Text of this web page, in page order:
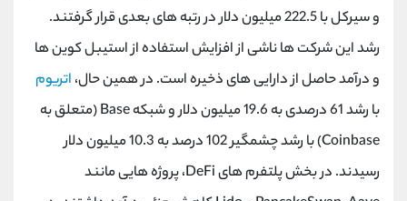
و سیرکل با 222.5 میلیون دلار در رتبه های بعدی قرار گرفتند.
رشد این شرکت ها ناشی از افزایش استفاده از استیبل کوین ها
و درآمد حاصل از دارایی های ذخیره است. در همین حال، اتریوم
با رشد 61 درصدی به 19.6 میلیون دلار و شبکه‌ Base (متعلق به
Coinbase) با رشد چشمگیر 102 درصد به 10.3 میلیون دلار
رسیدند. در بخش پلتفرم های DeFi، پروژه هایی مانند